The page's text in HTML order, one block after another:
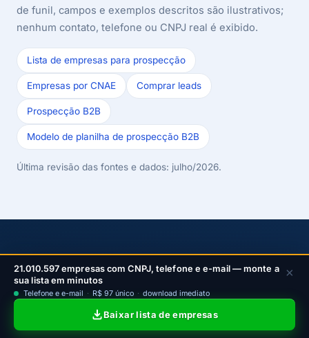
de funil, campos e exemplos descritos são ilustrativos;
nenhum contato, telefone ou CNPJ real é exibido.
Lista de empresas para prospecção
Empresas por CNAE Comprar leads
Prospecção B2B
Modelo de planilha de prospecção B2B
Última revisão das fontes e dados: julho/2026.
Comece com a lista certa no
CRM
Escolha um plano da LeadJet para filtrar empresas
21.010.597 empresas com CNPJ, telefone e e-mail — monte a
sua lista em minutos
Telefone e e-mail · R$ 97 único · download imediato
Baixar lista de empresas
×